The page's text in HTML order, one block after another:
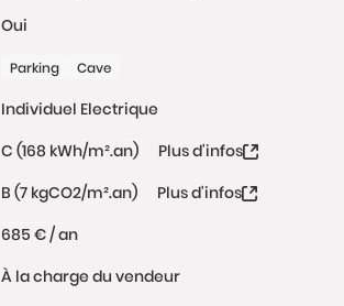
Oui
Parking Cave
Individuel Electrique
C (168 kWh/m².an)
Plus d'infos
B (7 kgCO2/m².an)
Plus d'infos
685 € / an
À la charge du vendeur